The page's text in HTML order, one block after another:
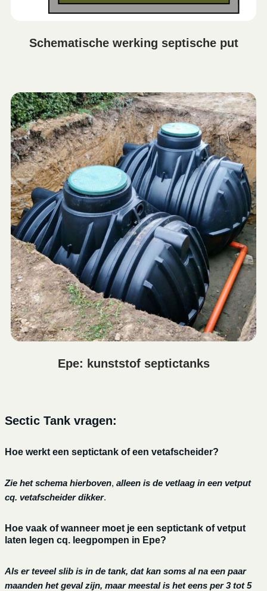
Schematische werking septische put
Epe: kunststof septictanks
Sectic Tank vragen:
Hoe werkt een septictank of een vetafscheider?
Zie het schema hierboven, alleen is de vetlaag in een vetput
cq. vetafscheider dikker.
Hoe vaak of wanneer moet je een septictank of vetput
laten legen cq. leegpompen in Epe?
Als er teveel slib is in de tank, dat kan soms al na een paar
maanden het geval zijn, maar meestal is het eens per 3 tot 5